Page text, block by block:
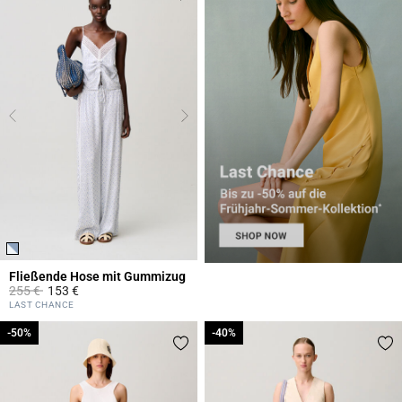
Fließende Hose mit Gummizug
Price reduced from
255 €to153 €
4,4 out of 5 Customer Rating
LAST CHANCE
-50%
-50% -40%
-40%